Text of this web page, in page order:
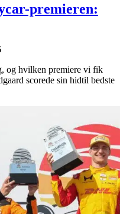
premieren:
og hvilken premiere vi fik
scorede sin hidtil bedste